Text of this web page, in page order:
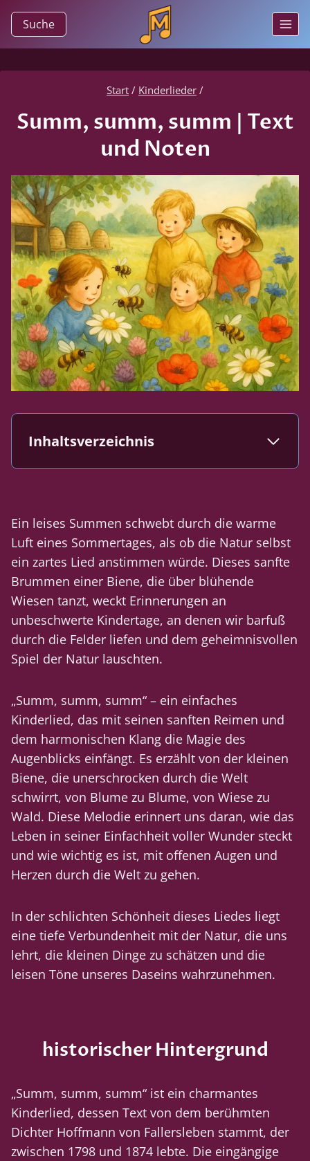
Zum
Inhalt
springen
Suche
Start / Kinderlieder /
Summ, summ, summ | Text
und Noten
Inhaltsverzeichnis
Ein leises Summen schwebt durch die warme
Luft eines Sommertages, als ob die Natur selbst
ein zartes Lied anstimmen würde. Dieses sanfte
Brummen einer Biene, die über blühende
Wiesen tanzt, weckt Erinnerungen an
unbeschwerte Kindertage, an denen wir barfuß
durch die Felder liefen und dem geheimnisvollen
Spiel der Natur lauschten.
„Summ, summ, summ“ – ein einfaches
Kinderlied, das mit seinen sanften Reimen und
dem harmonischen Klang die Magie des
Augenblicks einfängt. Es erzählt von der kleinen
Biene, die unerschrocken durch die Welt
schwirrt, von Blume zu Blume, von Wiese zu
Wald. Diese Melodie erinnert uns daran, wie das
Leben in seiner Einfachheit voller Wunder steckt
und wie wichtig es ist, mit offenen Augen und
Herzen durch die Welt zu gehen.
In der schlichten Schönheit dieses Liedes liegt
eine tiefe Verbundenheit mit der Natur, die uns
lehrt, die kleinen Dinge zu schätzen und die
leisen Töne unseres Daseins wahrzunehmen.
historischer Hintergrund
„Summ, summ, summ“ ist ein charmantes
Kinderlied, dessen Text von dem berühmten
Dichter Hoffmann von Fallersleben stammt, der
zwischen 1798 und 1874 lebte. Die eingängige